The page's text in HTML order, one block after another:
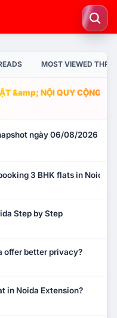
MOST VIEWED
&amp; NỘI QUY CỘNG
ngày 06/08/2026
3 BHK flats in Noida?
Step by Step
offer better privacy?
in Noida Extension?